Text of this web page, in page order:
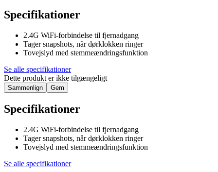
Specifikationer
2.4G WiFi-forbindelse til fjernadgang
Tager snapshots, når dørklokken ringer
Tovejslyd med stemmeændringsfunktion
Se alle specifikationer
Dette produkt er ikke tilgængeligt
Sammenlign Gem
Specifikationer
2.4G WiFi-forbindelse til fjernadgang
Tager snapshots, når dørklokken ringer
Tovejslyd med stemmeændringsfunktion
Se alle specifikationer